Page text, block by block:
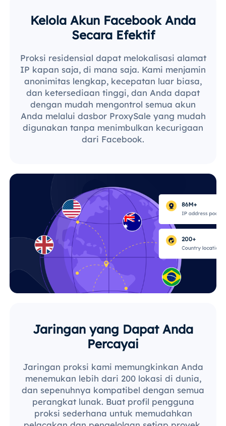
Kelola Akun Facebook Anda
Secara Efektif
Proksi residensial dapat melokalisasi alamat
IP kapan saja, di mana saja. Kami menjamin
anonimitas lengkap, kecepatan luar biasa,
dan ketersediaan tinggi, dan Anda dapat
dengan mudah mengontrol semua akun
Anda melalui dasbor ProxySale yang mudah
digunakan tanpa menimbulkan kecurigaan
dari Facebook.
Jaringan yang Dapat Anda
Percayai
Jaringan proksi kami memungkinkan Anda
menemukan lebih dari 200 lokasi di dunia,
dan sepenuhnya kompatibel dengan semua
perangkat lunak. Buat profil pengguna
proksi sederhana untuk memudahkan